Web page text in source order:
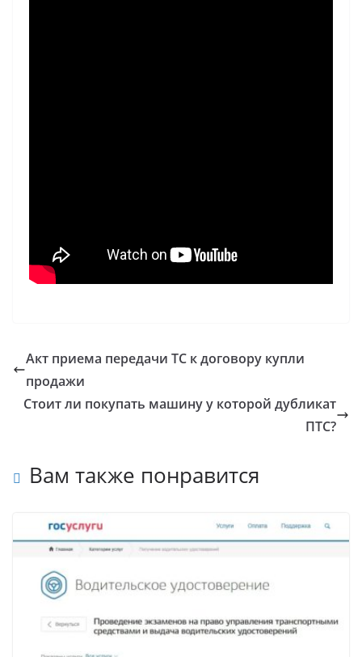
Акт приема передачи ТС к договору купли
продажи
Cтоит ли покупать машину у которой дубликат
ПТС?
Вам также понравится